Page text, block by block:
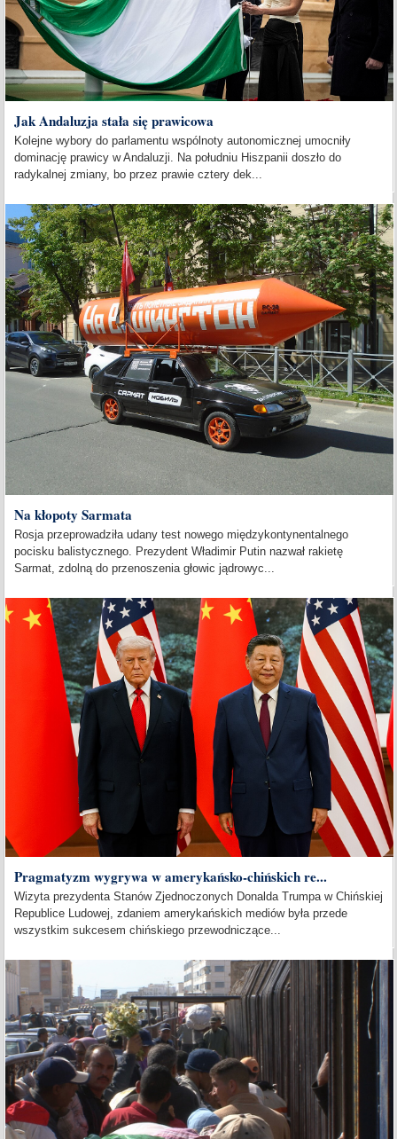
Jak Andaluzja stała się prawicowa
Kolejne wybory do parlamentu wspólnoty autonomicznej umocniły
dominację prawicy w Andaluzji. Na południu Hiszpanii doszło do
radykalnej zmiany, bo przez prawie cztery dek...
Na kłopoty Sarmata
Rosja przeprowadziła udany test nowego międzykontynentalnego
pocisku balistycznego. Prezydent Władimir Putin nazwał rakietę
Sarmat, zdolną do przenoszenia głowic jądrowyc...
Pragmatyzm wygrywa w amerykańsko-chińskich re...
Wizyta prezydenta Stanów Zjednoczonych Donalda Trumpa w Chińskiej
Republice Ludowej, zdaniem amerykańskich mediów była przede
wszystkim sukcesem chińskiego przewodniczące...